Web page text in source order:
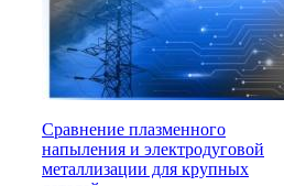
Сравнение плазменного
напыления и электродуговой
металлизации для крупных